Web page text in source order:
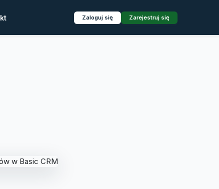
Zaloguj się Zarejestruj się